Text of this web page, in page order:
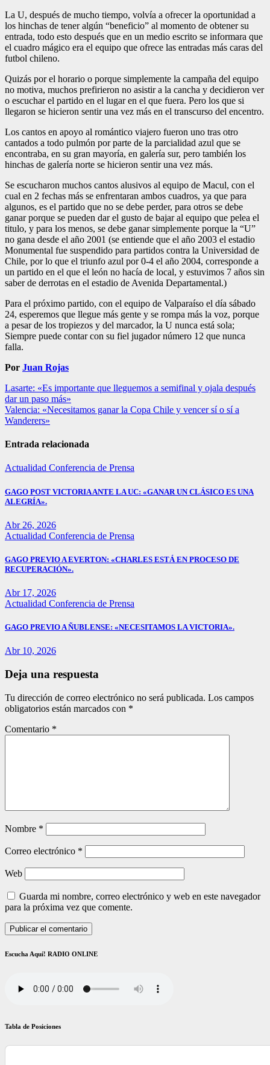
La U, después de mucho tiempo, volvía a ofrecer la oportunidad a
los hinchas de tener algún “beneficio” al momento de obtener su
entrada, todo esto después que en un medio escrito se informara que
el cuadro mágico era el equipo que ofrece las entradas más caras del
futbol chileno.
Quizás por el horario o porque simplemente la campaña del equipo
no motiva, muchos prefirieron no asistir a la cancha y decidieron ver
o escuchar el partido en el lugar en el que fuera. Pero los que si
llegaron se hicieron sentir una vez más en el transcurso del encentro.
Los cantos en apoyo al romántico viajero fueron uno tras otro
cantados a todo pulmón por parte de la parcialidad azul que se
encontraba, en su gran mayoría, en galería sur, pero también los
hinchas de galería norte se hicieron sentir una vez más.
Se escucharon muchos cantos alusivos al equipo de Macul, con el
cual en 2 fechas más se enfrentaran ambos cuadros, ya que para
algunos, es el partido que no se debe perder, para otros se debe
ganar porque se pueden dar el gusto de bajar al equipo que pelea el
titulo, y para los menos, se debe ganar simplemente porque la “U”
no gana desde el año 2001 (se entiende que el año 2003 el estadio
Monumental fue suspendido para partidos contra la Universidad de
Chile, por lo que el triunfo azul por 0-4 el año 2004, corresponde a
un partido en el que el león no hacía de local, y estuvimos 7 años sin
saber de derrotas en el estadio de Avenida Departamental.)
Para el próximo partido, con el equipo de Valparaíso el día sábado
24, esperemos que llegue más gente y se rompa más la voz, porque
a pesar de los tropiezos y del marcador, la U nunca está sola;
Siempre puede contar con su fiel jugador número 12 que nunca
falla.
Por Juan Rojas
Navegación
de
entradas
Lasarte: «Es importante que lleguemos a semifinal y ojala después
dar un paso más»
Valencia: «Necesitamos ganar la Copa Chile y vencer sí o sí a
Wanderers»
Entrada relacionada
Actualidad Conferencia de Prensa
GAGO POST VICTORIA ANTE LA UC: «GANAR UN CLÁSICO ES UNA
ALEGRÍA».
Abr 26, 2026
Actualidad Conferencia de Prensa
GAGO PREVIO A EVERTON: «CHARLES ESTÁ EN PROCESO DE
RECUPERACIÓN».
Abr 17, 2026
Actualidad Conferencia de Prensa
GAGO PREVIO A ÑUBLENSE: «NECESITAMOS LA VICTORIA».
Abr 10, 2026
Deja una respuesta
Tu dirección de correo electrónico no será publicada. Los campos
obligatorios están marcados con *
Comentario *
Nombre *
Correo electrónico *
Web
Guarda mi nombre, correo electrónico y web en este navegador
para la próxima vez que comente.
Escucha Aquí! RADIO ONLINE
Tabla de Posiciones